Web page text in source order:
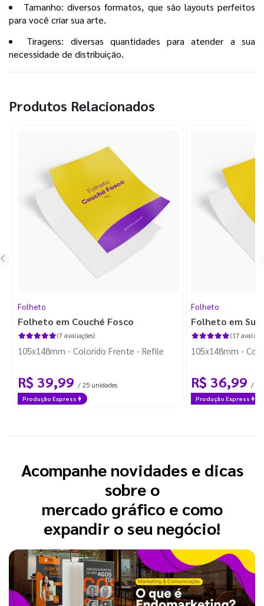
Tamanho: diversos formatos, que são layouts perfeitos
para você criar sua arte.
Tiragens: diversas quantidades para atender a sua
necessidade de distribuição.
Produtos Relacionados
Folheto
Folheto em Couché Fosco
(7 avaliações)
105x148mm - Colorido Frente - Refile
R$ 39,99 / 25 unidades
Produção Express
Folheto
Folheto em
(17
105x148mm -
R$ 36,99 / 25
Produção Express
Acompanhe novidades e dicas
sobre o
mercado gráfico e como
expandir o seu negócio!